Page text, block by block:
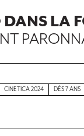
LA
CINETICA 2024
DÈS 7 ANS